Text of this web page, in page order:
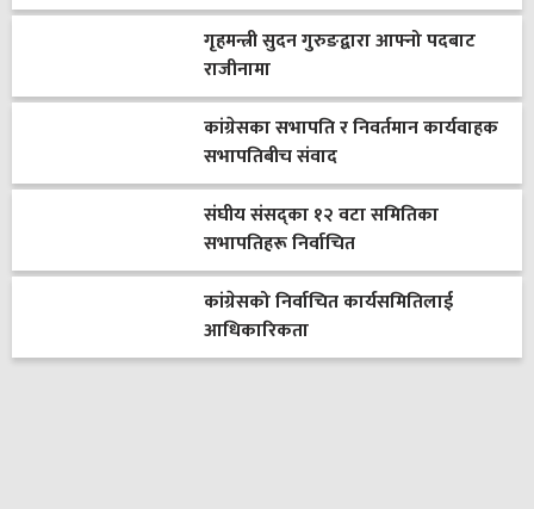
गृहमन्त्री सुदन गुरुङद्वारा आफ्नो पदबाट
राजीनामा
कांग्रेसका सभापति र निवर्तमान कार्यवाहक
सभापतिबीच संवाद
संघीय संसद्का १२ वटा समितिका
सभापतिहरू निर्वाचित
कांग्रेसको निर्वाचित कार्यसमितिलाई
आधिकारिकता